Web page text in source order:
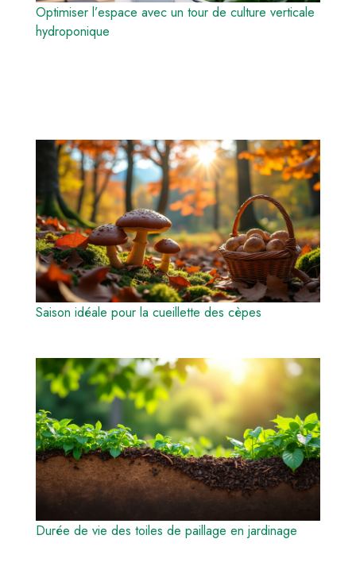
Optimiser l’espace avec un tour de culture verticale
hydroponique
Saison idéale pour la cueillette des cèpes
Durée de vie des toiles de paillage en jardinage